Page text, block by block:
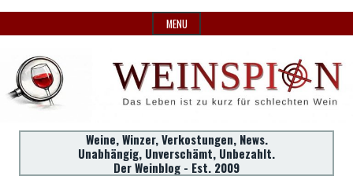
to
MENU
WeinSpion
Weine,
Winzer,
Weine, Winzer, Verkostungen, News.
Unabhängig, Unverschämt, Unbezahlt.
Der Weinblog - Est. 2009